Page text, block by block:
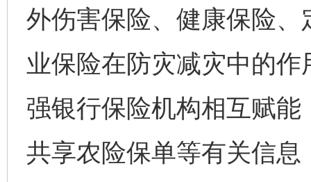
外伤害保险、健康保险
业保险在防灾减灾中的
强银行保险机构相互赋
共享农险保单等有关信